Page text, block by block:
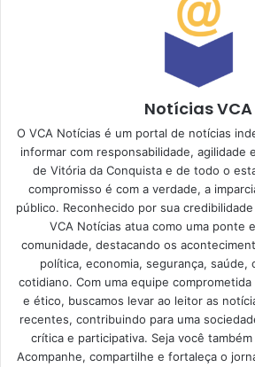
Notícias VCA
O VCA Notícias é um portal de notícias
informar com responsabilidade, agilidade
de Vitória da Conquista e de todo o
compromisso é com a verdade, a
público. Reconhecido por sua
VCA Notícias atua como uma ponte
comunidade, destacando os
política, economia, segurança, saúde,
cotidiano. Com uma equipe
e ético, buscamos levar ao leitor as
recentes, contribuindo para uma
crítica e participativa. Seja você
Acompanhe, compartilhe e fortaleça o